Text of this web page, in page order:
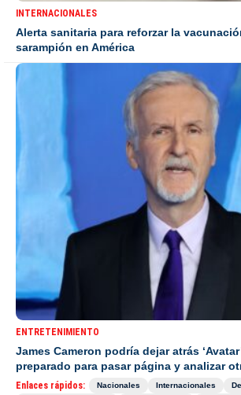
INTERNACIONALES
Alerta sanitaria para reforzar la
sarampión en América
ENTRETENIMIENTO
James Cameron podría dejar atrás
preparado para pasar página y analizar
Enlaces rápidos: Nacionales Internacionales